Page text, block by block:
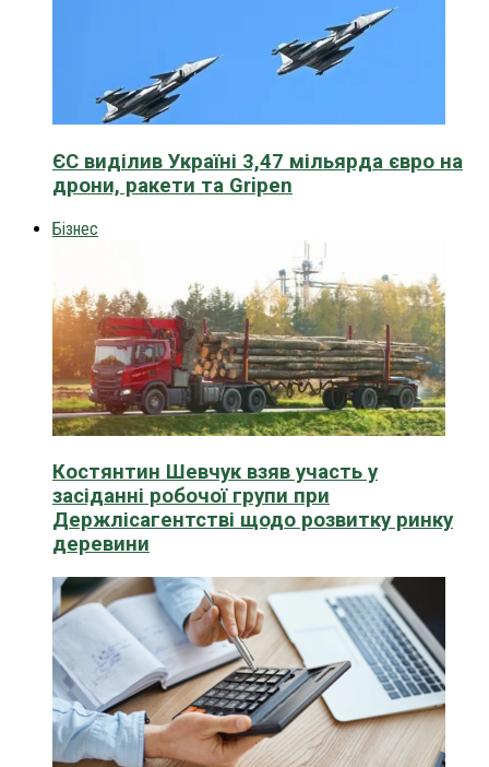
ЄС виділив Україні 3,47 мільярда євро на
дрони, ракети та Gripen
Бізнес
Костянтин Шевчук взяв участь у
засіданні робочої групи при
Держлісагентстві щодо розвитку ринку
деревини